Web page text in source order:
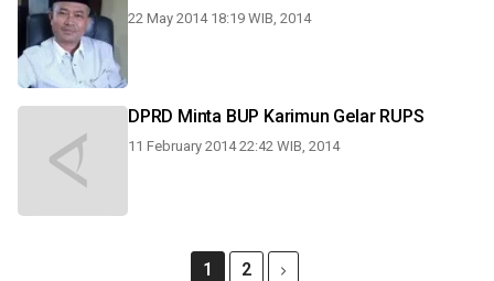
22 May 2014 18:19 WIB, 2014
DPRD Minta BUP Karimun Gelar RUPS
11 February 2014 22:42 WIB, 2014
1 2